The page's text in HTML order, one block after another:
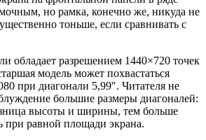
но рамка, конечно же, никуда не
тоньше, если сравнивать с
обладает разрешением 1440×720 точек
модель может похвастаться
при диагонали 5,99″. Читателя не
большие размеры диагоналей:
высоты и ширины, тем больше
при равной площади экрана.